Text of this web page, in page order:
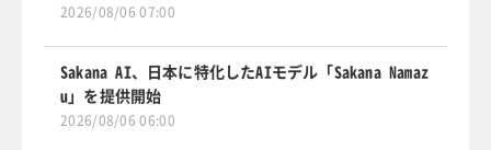
2026/08/06 07:00
Sakana AI、日本に特化したAIモデル「Sakana Namaz
u」を提供開始
2026/08/06 06:00